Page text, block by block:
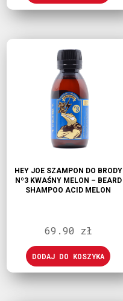
HEY JOE SZAMPON DO BRODY
Nº3 KWAŚNY MELON – BEARD
SHAMPOO ACID MELON
69.90 zł
DODAJ DO KOSZYKA